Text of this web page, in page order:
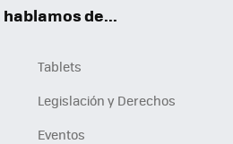
de...
Tablets
Legislación y Derechos
Eventos